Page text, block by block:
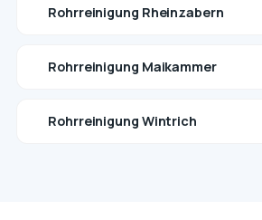
Rohrreinigung Rheinzabern
Rohrreinigung Maikammer
Rohrreinigung Wintrich